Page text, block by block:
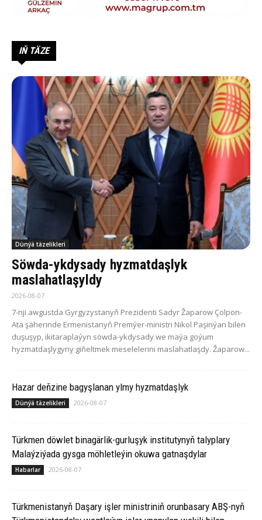
IŇ TÄZE
Dünýä täzelikleri
Söwda-ykdysady hyzmatdaşlyk
maslahatlaşyldy
2026-08-07
7-nji awgustda Gyrgyzystanyň Prezidenti Sadyr Žaparow Çolpon-
Ata şäherinde Ermenistanyň Premýer-ministri Nikol Paşinýan bilen
duşuşyp, ikitaraplaýyn söwda-ykdysady we maýa goýum
hyzmatdaşlygyny giňeltmek meselelerini maslahatlaşdy. Žaparow...
Hazar deňzine bagyşlanan ylmy hyzmatdaşlyk
Dünýä täzelikleri 2026-08-07
Türkmen döwlet binagärlik-gurluşyk institutynyň talyplary
Malaýziýada gysga möhletleýin okuwa gatnaşdylar
Habarlar 2026-08-07
Türkmenistanyň Daşary işler ministriniň orunbasary ABŞ-nyň